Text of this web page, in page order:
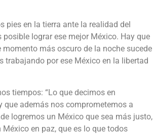
pies en la tierra ante la realidad del
lograr ese mejor México. Hay que
más oscuro de la noche sucede
trabajando por ese México en la libertad
tiempos: “Lo que decimos en
que además nos comprometemos a
logremos un México que sea más justo,
en paz, que es lo que todos